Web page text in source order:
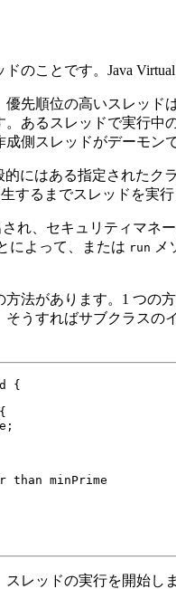
のことです。Java
先順位の高いスレッ
あるスレッドで実行中
側スレッドがデーモン
的にはある指定されたク
するまでスレッドを実行
れ、セキュリティマネ
によって、または run メ
法があります。1 つの
うすればサブクラス
{
than minPrime
レッドの実行を開始しま